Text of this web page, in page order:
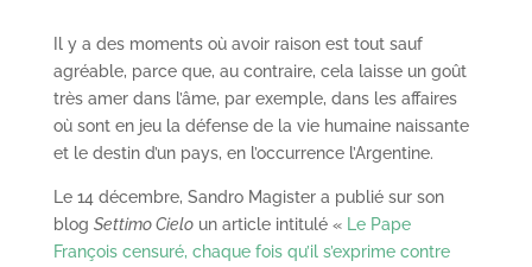
Il y a des moments où avoir raison est tout sauf
agréable, parce que, au contraire, cela laisse un goût
très amer dans l’âme, par exemple, dans les affaires
où sont en jeu la défense de la vie humaine naissante
et le destin d’un pays, en l’occurrence l’Argentine.
Le 14 décembre, Sandro Magister a publié sur son
blog Settimo Cieloun article intitulé «
Le Pape
François censuré, chaque fois qu’il s’exprime contre